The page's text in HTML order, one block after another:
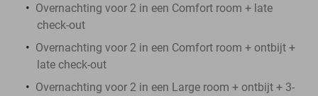
Overnachting voor 2 in een Comfort room + late
check-out
Overnachting voor 2 in een Comfort room + ontbijt +
late check-out
Overnachting voor 2 in een Large room + ontbijt + 3-